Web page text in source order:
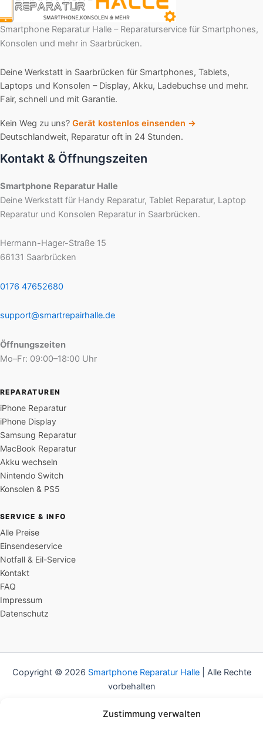
Zustimmung verwalten
Smartphone Reparatur Halle – Reparaturservice für Smartphones,
Konsolen und mehr in Saarbrücken.
Deine Werkstatt in Saarbrücken für Smartphones, Tablets,
Laptops und Konsolen – Display, Akku, Ladebuchse und mehr.
Fair, schnell und mit Garantie.
Kein Weg zu uns? Gerät kostenlos einsenden →
Deutschlandweit, Reparatur oft in 24 Stunden.
Kontakt & Öffnungszeiten
Smartphone Reparatur Halle
Deine Werkstatt für Handy Reparatur, Tablet Reparatur, Laptop
Reparatur und Konsolen Reparatur in Saarbrücken.
Hermann-Hager-Straße 15
66131 Saarbrücken
0176 47652680
support@smartrepairhalle.de
Öffnungszeiten
Mo–Fr: 09:00–18:00 Uhr
REPARATUREN
iPhone Reparatur
iPhone Display
Samsung Reparatur
MacBook Reparatur
Akku wechseln
Nintendo Switch
Konsolen & PS5
SERVICE & INFO
Alle Preise
Einsendeservice
Notfall & Eil-Service
Kontakt
FAQ
Impressum
Datenschutz
Copyright © 2026 Smartphone Reparatur Halle| Alle Rechte
vorbehalten